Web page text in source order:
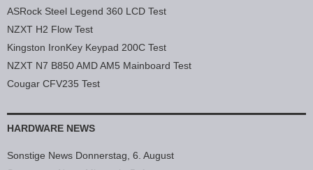
ASRock Steel Legend 360 LCD Test
NZXT H2 Flow Test
Kingston IronKey Keypad 200C Test
NZXT N7 B850 AMD AM5 Mainboard Test
Cougar CFV235 Test
HARDWARE NEWS
Sonstige News Donnerstag, 6. August